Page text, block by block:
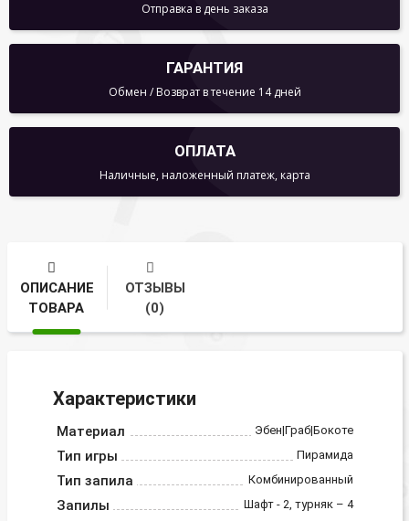
Отправка в день заказа
ГАРАНТИЯ
Обмен / Возврат в течение 14 дней
ОПЛАТА
Наличные, наложенный платеж, карта
ОПИСАНИЕ
ТОВАРА
ОТЗЫВЫ
(0)
Характеристики
Материал Эбен|Граб|Бокоте
Тип игры Пирамида
Тип запила Комбинированный
Запилы Шафт - 2, турняк – 4